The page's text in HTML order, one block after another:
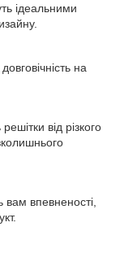
ідеальними
на
від різкого
вам впевненості,